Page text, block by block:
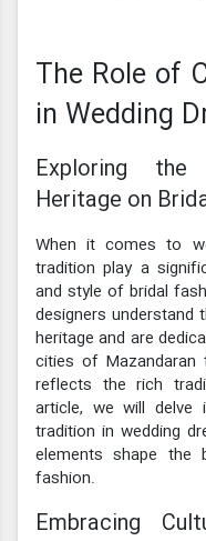
The Role of
in Wedding
Exploring
Heritage on
When it comes to
tradition play a
and style of bridal
designers understand
heritage and are
cities of Mazandaran
reflects the rich
article, we will
tradition in wedding
elements shape the
fashion.
Embracing